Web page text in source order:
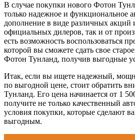
В случае покупки нового Фотон
только надежное и функциональное
дополнение в виде различных акций
официальных дилеров, так и от
есть возможность воспользоваться
которой вы сможете сдать свое
Фотон Тунланд, получив выгодные
Итак, если вы ищете надежный,
по выгодной цене, стоит обратить
Тунланд. Его цена начинается от 1
получите не только качественный
условия покупки, которые сделают
выгодным.